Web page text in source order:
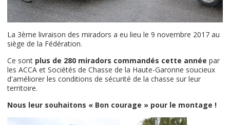
La 3ème livraison des miradors a eu lieu le 9 novembre 2017 au
siège de la Fédération.
Ce sont plus de 280 miradors commandés cette année par
les ACCA et Sociétés de Chasse de la Haute-Garonne soucieux
d'améliorer les conditions de sécurité de la chasse sur leur
territoire.
Nous leur souhaitons « Bon courage » pour le montage !